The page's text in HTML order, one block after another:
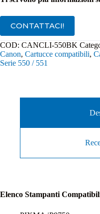
CLI-
Nero
quantità
CONTATTACI!
COD: CANCLI-550BK
Canon, Cartucce compatibili,
Serie 550 / 551
Elenco Stampanti